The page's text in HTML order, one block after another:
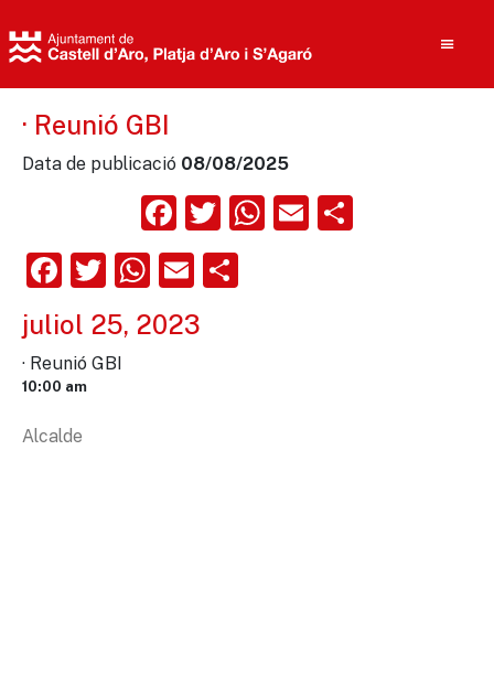
· Reunió GBI
Data de publicació 08/08/2025
Facebook
Twitter
WhatsApp
Email
Facebook
Twitter
WhatsApp
Email
juliol 25, 2023
· Reunió GBI
10:00 am
Alcalde